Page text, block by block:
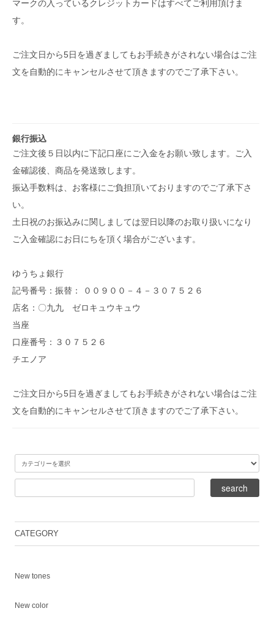
マークの入っているクレジットカードはすべてご利用頂けま
す。
ご注文日から5日を過ぎましてもお手続きがされない場合はご注
文を自動的にキャンセルさせて頂きますのでご了承下さい。
銀行振込
ご注文後５日以内に下記口座にご入金をお願い致します。ご入
金確認後、商品を発送致します。
振込手数料は、お客様にご負担頂いておりますのでご了承下さ
い。
土日祝のお振込みに関しましては翌日以降のお取り扱いになり
ご入金確認にお日にちを頂く場合がございます。
ゆうちょ銀行
記号番号：振替： ００９００－４－３０７５２６
店名：〇九九 ゼロキュウキュウ
当座
口座番号：３０７５２６
チエノア
ご注文日から5日を過ぎましてもお手続きがされない場合はご注
文を自動的にキャンセルさせて頂きますのでご了承下さい。
CATEGORY
New tones
New color